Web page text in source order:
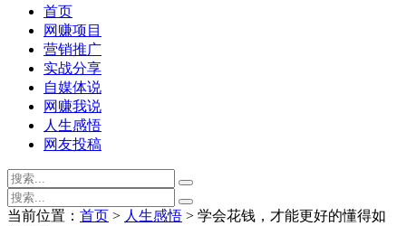
首页
网赚项目
营销推广
实战分享
自媒体说
网赚我说
人生感悟
网友投稿
当前位置： 首页 > 人生感悟 > 学会花钱，才能更好的懂得如